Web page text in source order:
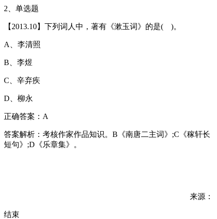
2、单选题
【2013.10】下列词人中，著有《漱玉词》的是( )。
A、李清照
B、李煜
C、辛弃疾
D、柳永
正确答案：A
答案解析：考核作家作品知识。B《南唐二主词》;C《稼轩长
短句》;D《乐章集》。
来源：
结束